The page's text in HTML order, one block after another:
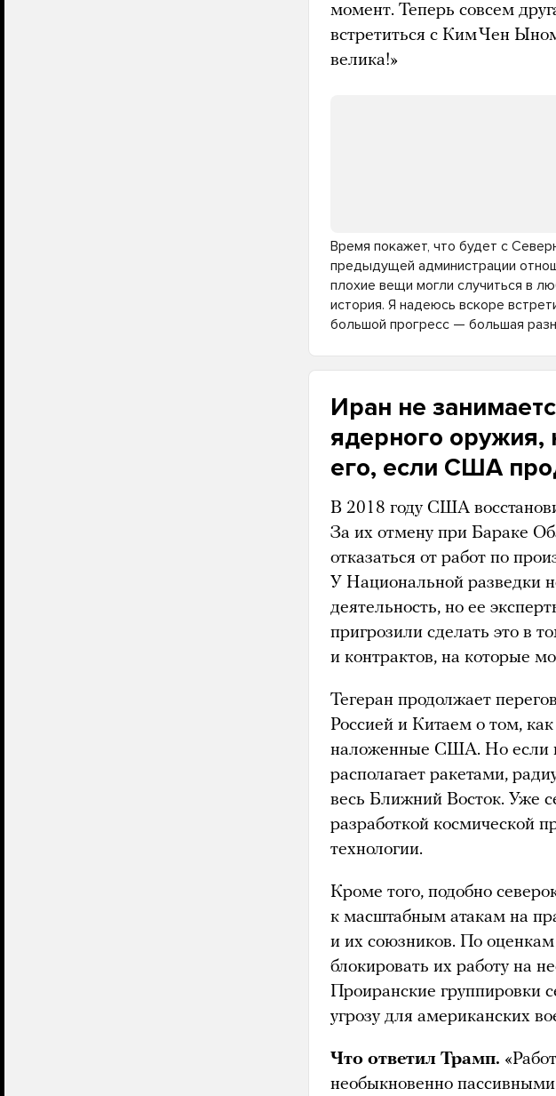
момент. Теперь совсем
встретиться с Ким Чен
велика!»
Время покажет, что будет с
предыдущей администрации
плохие вещи могли случиться в
история. Я надеюсь вскоре
большой прогресс — большая
Иран не
ядерного оружия,
его, если США
В 2018 году США
За их отмену при Бараке
отказаться от работ по
У Национальной разведки
деятельность, но ее
пригрозили сделать это в
и контрактов, на которые
Тегеран продолжает
Россией и Китаем о том,
наложенные США. Но если
располагает ракетами,
весь Ближний Восток. Уже
разработкой космической
технологии.
Кроме того, подобно
к масштабным атакам на
и их союзников. По
блокировать их работу на
Проиранские группировки
угрозу для американских
Что ответил Трамп.
необыкновенно